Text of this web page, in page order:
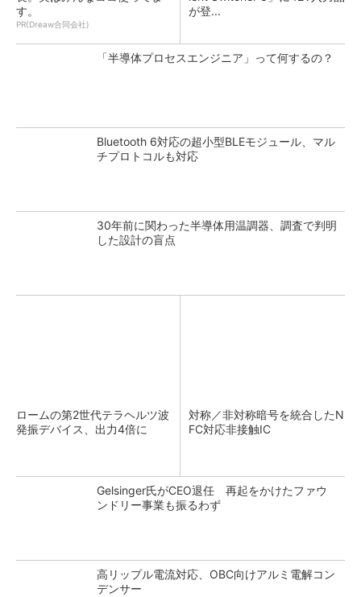
す。
PR(Dreaw合同会社)
が登...
「半導体プロセスエンジニア」って何するの？
Bluetooth 6対応の超小型BLEモジュール、マル
チプロトコルも対応
30年前に関わった半導体用温調器、調査で判明
した設計の盲点
ロームの第2世代テラヘルツ波
発振デバイス、出力4倍に
対称／非対称暗号を統合したN
FC対応非接触IC
Gelsinger氏がCEO退任 再起をかけたファウ
ンドリー事業も振るわず
高リップル電流対応、OBC向けアルミ電解コン
デンサー